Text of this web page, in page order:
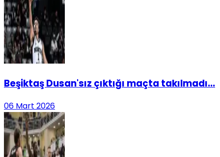
Beşiktaş Dusan'sız çıktığı maçta takılmadı...
06 Mart 2026